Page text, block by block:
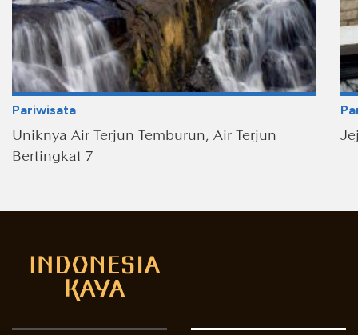
Pariwisata
Uniknya Air Terjun Temburun, Air Terjun
Bertingkat 7